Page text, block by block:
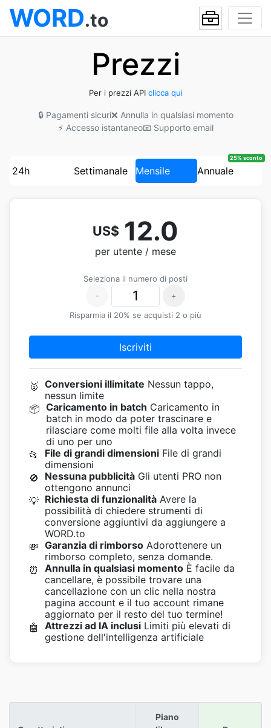
WORD.to
Prezzi
Per i prezzi API clicca qui
🔒 Pagamenti sicuri❌ Annulla in qualsiasi momento
⚡ Accesso istantaneo📧 Supporto email
24h Settimanale Mensile Annuale
25% sconto
US$ 12.0
per utente / mese
Seleziona il numero di posti
-
+
Risparmia il 20% se acquisti 2 o più
Iscriviti
🥇 Conversioni illimitate Nessun tappo,
nessun limite
📦 Caricamento in batch Caricamento in
batch in modo da poter trascinare e
rilasciare come molti file alla volta invece
di uno per uno
📂
File di grandi dimensioni File di grandi
dimensioni
🚫
Nessuna pubblicità Gli utenti PRO non
ottengono annunci
💡 Richiesta di funzionalità Avere la
possibilità di chiedere strumenti di
conversione aggiuntivi da aggiungere a
WORD.to
💸 Garanzia di rimborso Adorottenere un
rimborso completo, senza domande.
⏰
Annulla in qualsiasi momento È facile da
cancellare, è possibile trovare una
cancellazione con un clic nella nostra
pagina account e il tuo account rimane
aggiornato per il resto del tuo termine!
🤖
Attrezzi ad IA inclusi Limiti più elevati di
gestione dell'intelligenza artificiale
Piano